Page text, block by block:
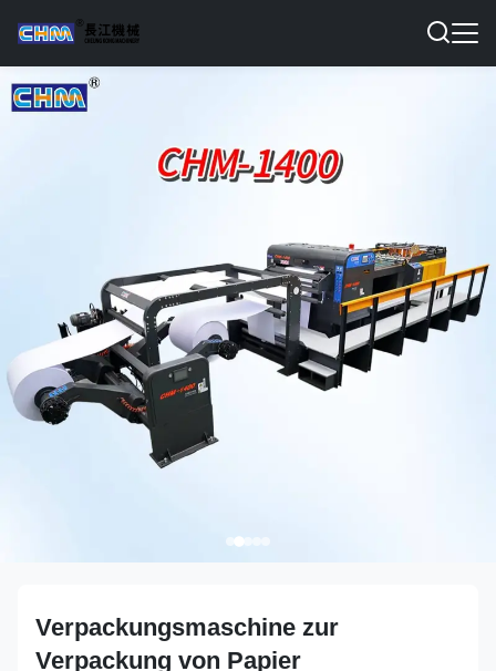
Verpackungsmaschine zur
Verpackung von Papier